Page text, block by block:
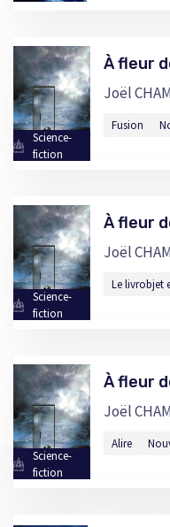
Science-
fiction
À fleur
Joël
Fusion
Science-
fiction
À fleur
Joël
Le livrobjet
Science-
fiction
À fleur
Joël
Alire